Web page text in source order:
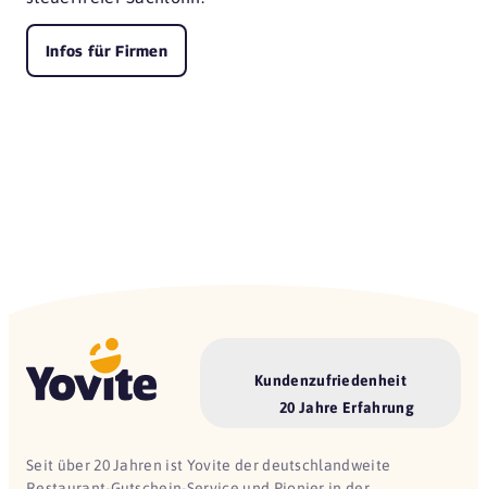
Infos für Firmen
Kundenzufriedenheit
20 Jahre Erfahrung
Seit über 20 Jahren ist Yovite der deutschlandweite